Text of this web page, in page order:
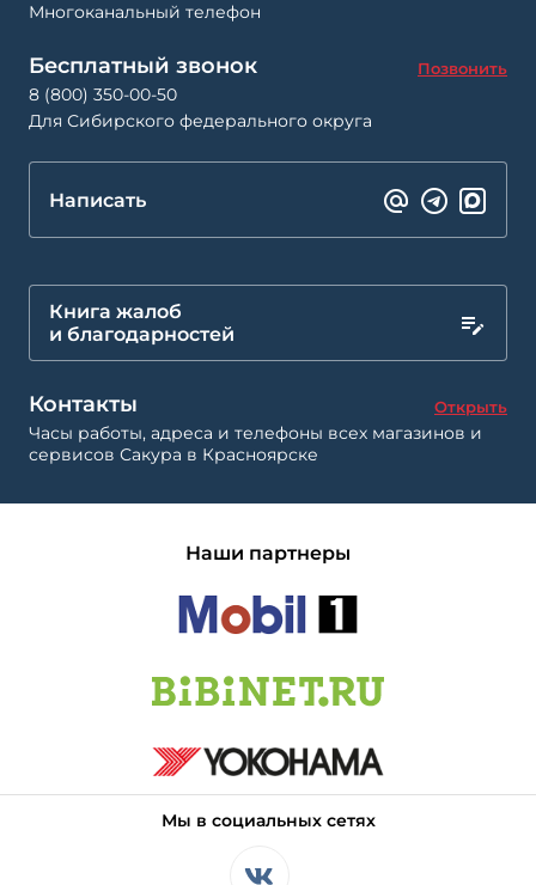
Многоканальный телефон
Бесплатный звонок Позвонить
8 (800) 350-00-50
Для Сибирского федерального округа
Написать
Книга жалоб
и благодарностей
Контакты Открыть
Часы работы, адреса и телефоны всех магазинов и
сервисов Сакура в Красноярске
Наши партнеры
Мы в социальных сетях